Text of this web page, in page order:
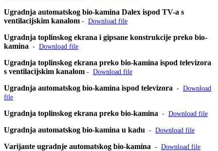
Ugradnja automatskog bio-kamina Dalex ispod TV-a s
ventilacijskim kanalom - Download file
Ugradnja toplinskog ekrana i gipsane konstrukcije preko bio-
kamina - Download file
Ugradnja toplinskog ekrana preko bio-kamina ispod televizora
s ventilacijskim kanalom - Download file
Ugradnja automatskog bio-kamina ispod televizora - Download
file
Ugradnja toplinskog ekrana preko bio-kamina - Download file
Ugradnja automatskog bio-kamina u kadu - Download file
Varijante ugradnje automatskog bio-kamina - Download file